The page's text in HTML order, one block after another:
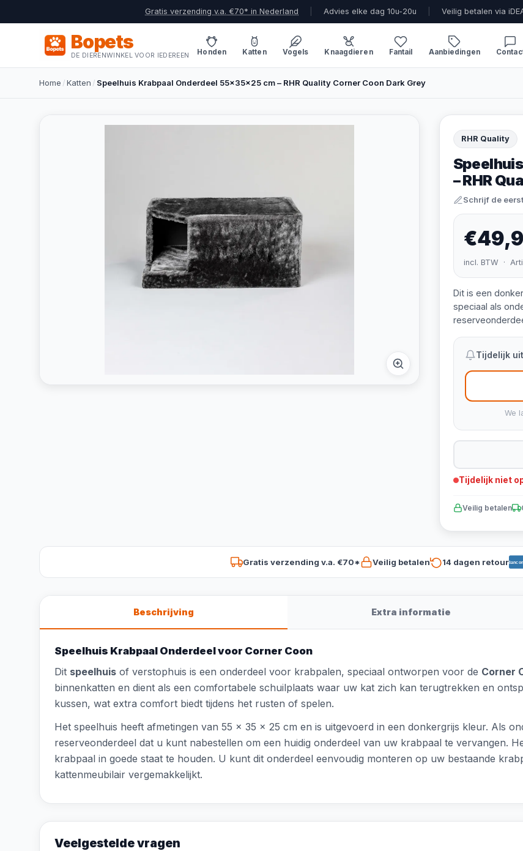
Gratis verzending v.a. €70* in Nederland Advies elke dag 10u-20u Veilig betalen via
Bopets
DE DIERENWINKEL VOOR IEDEREEN Honden Katten Vogels Knaagdieren Fantail Aanbiedingen
Home /Katten / Speelhuis Krabpaal Onderdeel 55x35x25 cm – RHR Quality Corner Coon Dark Grey
RHR Quality
– RHR
Schrijf de
incl. BTW ·
Dit is een
speciaal als
Tijdelijk
We
Tijdelijk niet
Veilig betalen
Gratis verzending v.a. €70* Veilig betalen 14 dagen retour
Beschrijving Extra informatie
Speelhuis Krabpaal Onderdeel voor Corner Coon
Dit speelhuis of verstophuis is een onderdeel voor krabpalen, speciaal ontworpen voor de Corner
binnenkatten en dient als een comfortabele schuilplaats waar uw kat zich kan terugtrekken en
kussen, wat extra comfort biedt tijdens het rusten of spelen.
Het speelhuis heeft afmetingen van 55 x 35 x 25 cm en is uitgevoerd in een donkergrijs kleur. Als
reserveonderdeel dat u kunt nabestellen om een huidig onderdeel van uw krabpaal te vervangen.
krabpaal in goede staat te houden. U kunt dit onderdeel eenvoudig monteren op uw bestaande
kattenmeubilair vergemakkelijkt.
Veelgestelde vragen